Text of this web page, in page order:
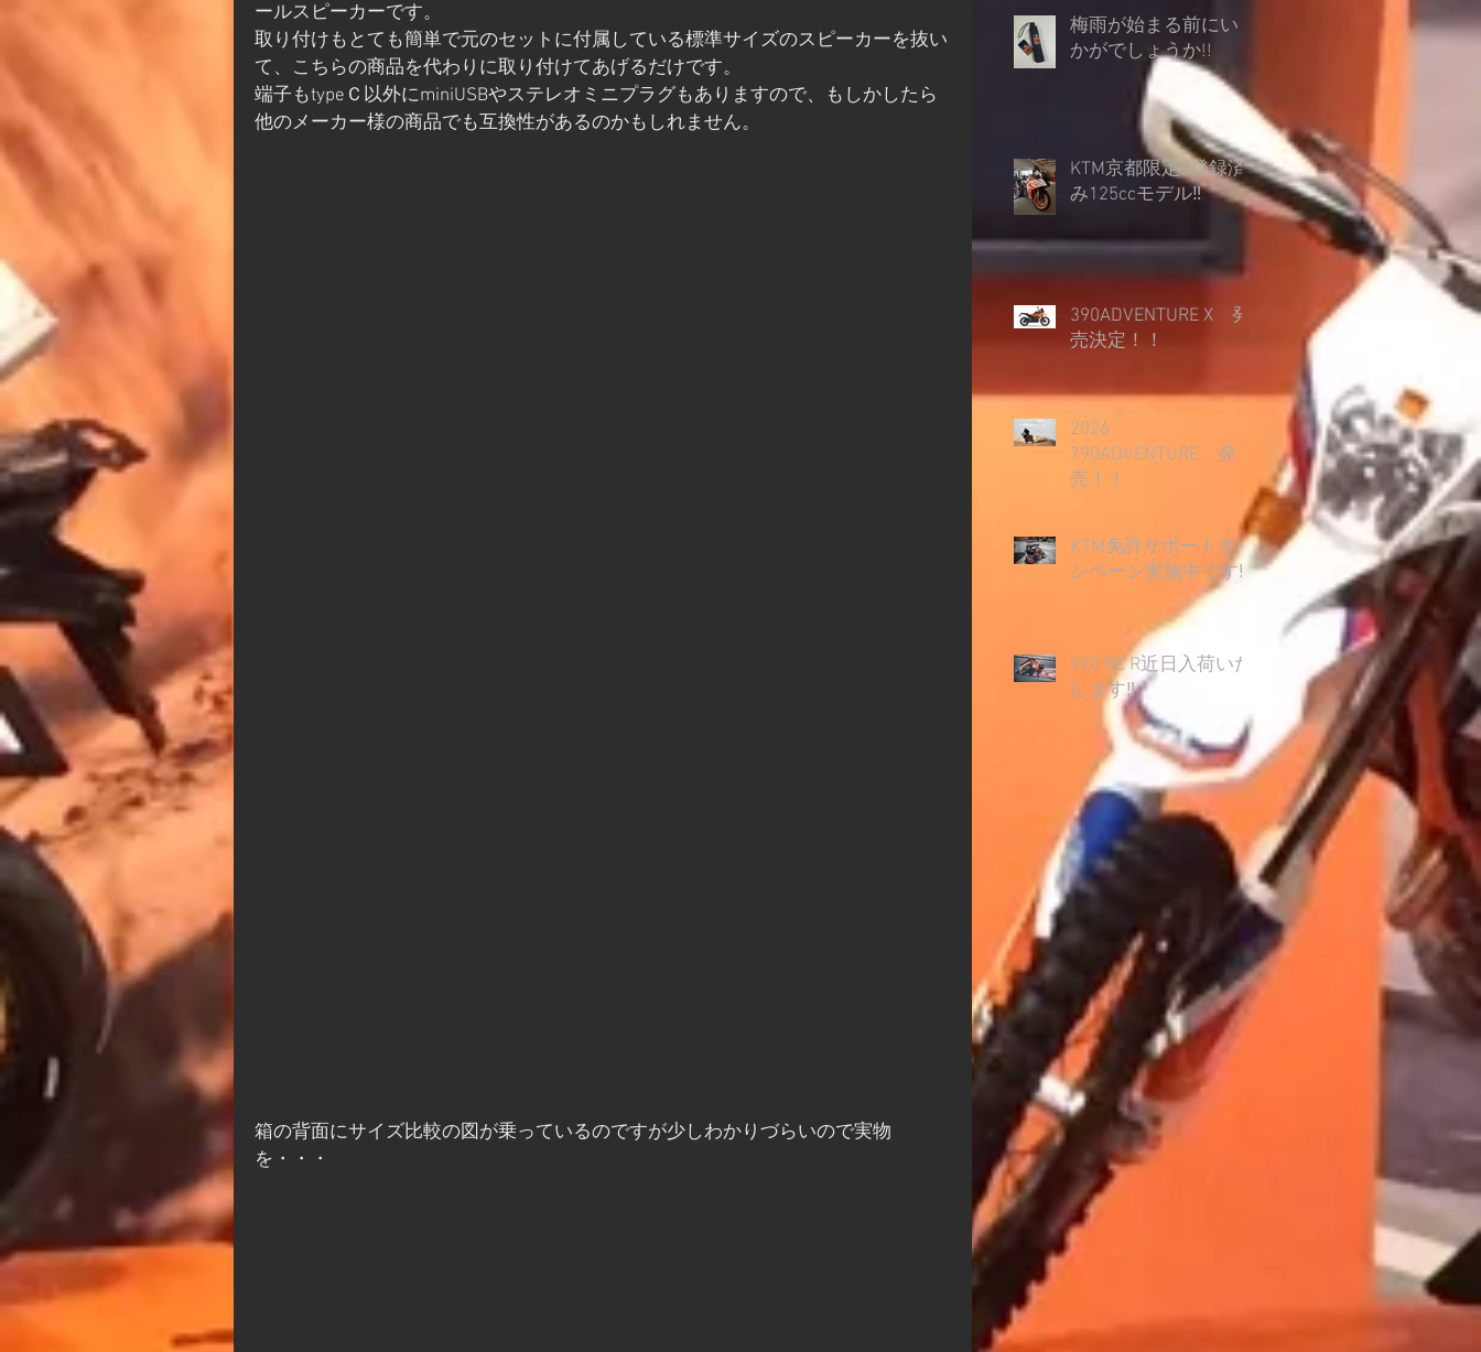
ールスピーカーです。
取り付けもとても簡単で元のセットに付属している標準サイズのスピーカーを抜い
て、こちらの商品を代わりに取り付けてあげるだけです。
端子もtypeＣ以外にminiUSBやステレオミニプラグもありますので、もしかしたら
他のメーカー様の商品でも互換性があるのかもしれません。
箱の背面にサイズ比較の図が乗っているのですが少しわかりづらいので実物
を・・・
梅雨が始まる前にい
かがでしょうか︎!!
KTM京都限定‼登録済
み125ccモデル‼
390ADVENTURE X 発
売決定！！
2026
790ADVENTURE 発
売！！
KTM免許サポートキャ
ンペーン実施中です‼
990 RC R近日入荷いた
します‼